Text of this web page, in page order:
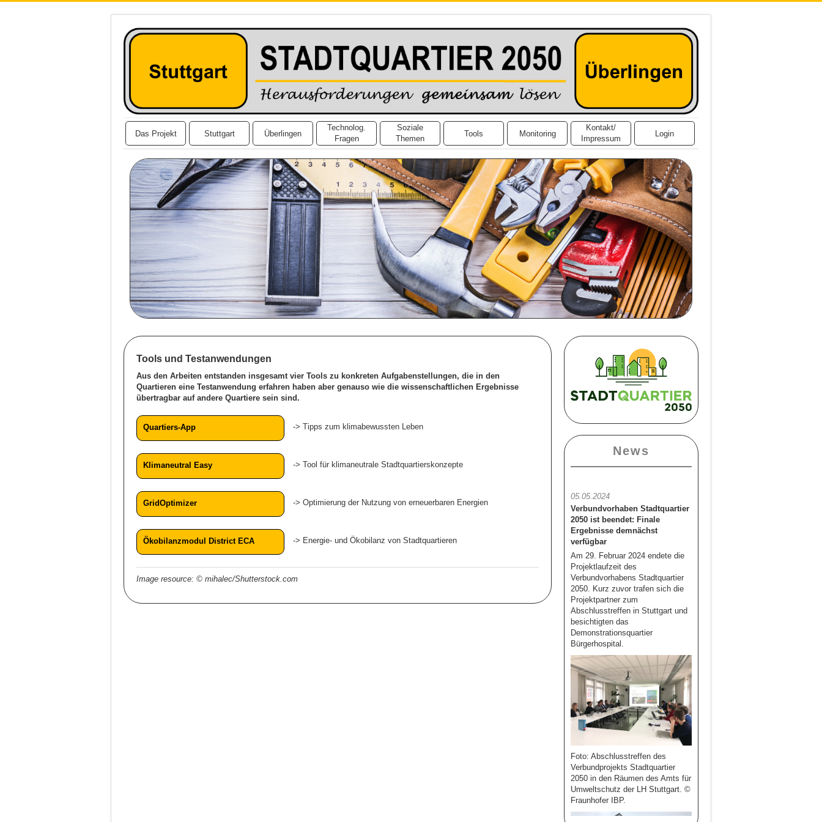
Das Projekt Stuttgart Überlingen
Technolog.
Fragen
Soziale
Themen
Tools Monitoring
Kontakt/
Impressum
Login
Tools und Testanwendungen
Aus den Arbeiten entstanden insgesamt vier Tools zu konkreten Aufgabenstellungen, die in den
Quartieren eine Testanwendung erfahren haben aber genauso wie die wissenschaftlichen Ergebnisse
übertragbar auf andere Quartiere sein sind.
Quartiers-App -> Tipps zum klimabewussten Leben
Klimaneutral Easy -> Tool für klimaneutrale Stadtquartierskonzepte
GridOptimizer -> Optimierung der Nutzung von erneuerbaren Energien
Ökobilanzmodul District ECA -> Energie- und Ökobilanz von Stadtquartieren
Image resource: © mihalec/Shutterstock.com
News
05.05.2024
Verbundvorhaben Stadtquartier
2050 ist beendet: Finale
Ergebnisse demnächst
verfügbar
Am 29. Februar 2024 endete die
Projektlaufzeit des
Verbundvorhabens Stadtquartier
2050. Kurz zuvor trafen sich die
Projektpartner zum
Abschlusstreffen in Stuttgart und
besichtigten das
Demonstrationsquartier
Bürgerhospital.
Foto: Abschlusstreffen des
Verbundprojekts Stadtquartier
2050 in den Räumen des Amts für
Umweltschutz der LH Stuttgart. ©
Fraunhofer IBP.